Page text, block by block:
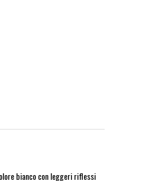
bianco con leggeri riflessi